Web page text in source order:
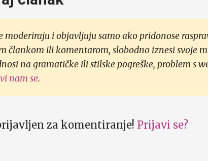
moderiraju i objavljuju samo ako pridonose
člankom ili komentarom, slobodno iznesi svoje
na gramatičke ili stilske pogreške, problem s
nam se.
za komentiranje! Prijavi se?